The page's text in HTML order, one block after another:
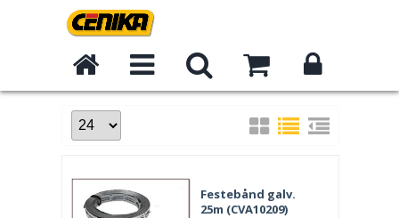
Festebånd galv.
25m (CVA10209)